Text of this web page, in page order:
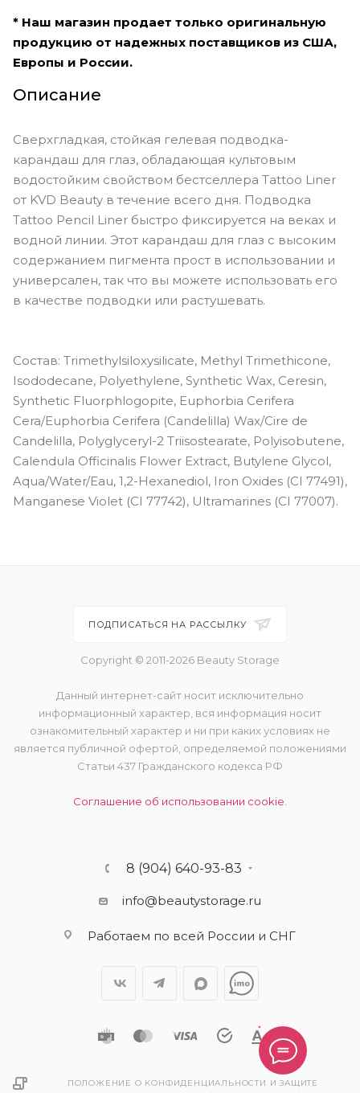
* Наш магазин продает только оригинальную
продукцию от надежных поставщиков из США,
Европы и России.
Описание
Сверхгладкая, стойкая гелевая подводка-
карандаш для глаз, обладающая культовым
водостойким свойством бестселлера Tattoo Liner
от KVD Beauty в течение всего дня. Подводка
Tattoo Pencil Liner быстро фиксируется на веках и
водной линии. Этот карандаш для глаз с высоким
содержанием пигмента прост в использовании и
универсален, так что вы можете использовать его
в качестве подводки или растушевать.
Состав: Trimethylsiloxysilicate, Methyl Trimethicone,
Isododecane, Polyethylene, Synthetic Wax, Ceresin,
Synthetic Fluorphlogopite, Euphorbia Cerifera
Cera/Euphorbia Cerifera (Candelilla) Wax/Cire de
Candelilla, Polyglyceryl-2 Triisostearate, Polyisobutene,
Calendula Officinalis Flower Extract, Butylene Glycol,
Aqua/Water/Eau, 1,2-Hexanediol, Iron Oxides (CI 77491),
Manganese Violet (CI 77742), Ultramarines (CI 77007).
ПОДПИСАТЬСЯ НА РАССЫЛКУ
Copyright © 2011-2026 Beauty Storage
Данный интернет-сайт носит исключительно
информационный характер, вся информация носит
ознакомительный характер и ни при каких условиях не
является публичной офертой, определяемой положениями
Статьи 437 Гражданского кодекса РФ
Соглашение об использовании cookie.
8 (904) 640-93-83
info@beautystorage.ru
Работаем по всей России и СНГ
ПОЛОЖЕНИЕ О КОНФИДЕНЦИАЛЬНОСТИ И ЗАЩИТЕ